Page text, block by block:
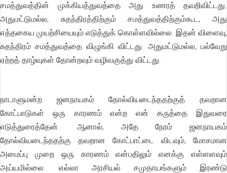
சமத்துவத்தின் முக்கியத்துவத்தை அது உணரத் தவறிவிட்டது.
அதுமட்டுமல்ல, சுதந்திரத்திற்கும் சமத்துவத்திற்கும்கூட, அது
எத்தகைய முயற்சியையும் எடுத்துக் கொள்ளவில்லை. இதன் விளைவு,
சுதந்திரம் சமத்துவத்தை விழுங்கி விட்டது. அதுமட்டுமல்ல, பல்வேறு
ஏற்றத் தாழ்வுகள் தோன்றவும் வழிவகுத்து விட்டது.
நாடாளுமன்ற ஜனநாயகம் தோல்வியடைந்ததற்குத் தவறான
கோட்பாடுகள் ஒரு காரணம் என்ற என் கருத்தை இதுவரை
எடுத்துரைத்தேன். ஆனால், அதே நேரம் ஜனநாயகம்
தோல்வியடைந்ததற்கு தவறான கோட்பாட்டை விடவும், மோசமான
அமைப்பு முறை ஒரு காரணம் என்பதிலும் எனக்கு எள்ளளவும்
அய்யமில்லை. எல்லா அரசியல் சமுதாயங்களும் இரண்டு